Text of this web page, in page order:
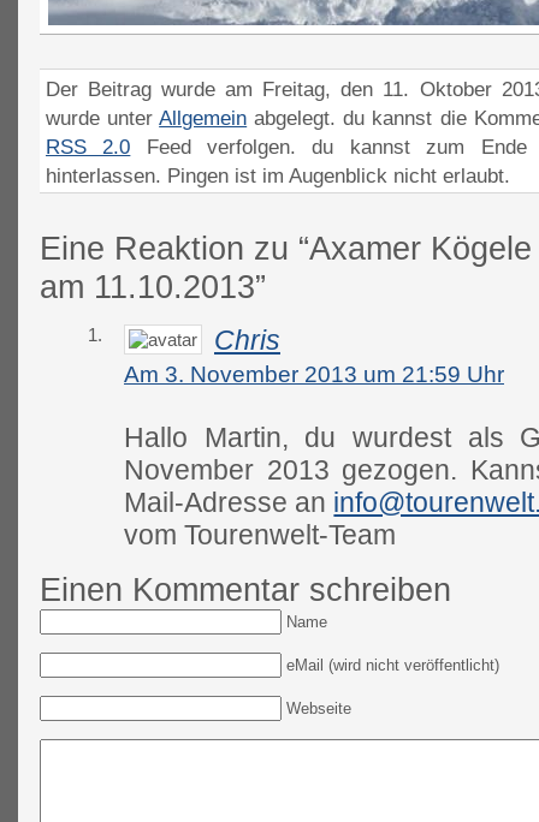
Der Beitrag wurde am Freitag, den 11. Oktober
wurde unterAllgemein abgelegt. du kannst die
RSS 2.0 Feed verfolgen. du kannst zum Ende
hinterlassen. Pingen ist im Augenblick nicht erlaubt.
Eine Reaktion zu “Axamer
am 11.10.2013”
1. Chris
Am 3. November 2013 um 21:59 Uhr
Hallo Martin, du wurdest als
November 2013 gezogen.
Mail-Adresse an
vom Tourenwelt-Team
Einen Kommentar schreiben
Name
eMail (wird nicht veröffentlicht)
Webseite